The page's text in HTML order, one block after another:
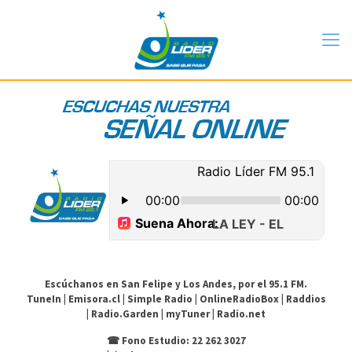
Escúchanos en San Felipe y Los Andes, por el 95.1 FM.
TuneIn
Emisora.cl| Simple Radio OnlineRadioBox| Raddios
Radio.Garden myTuner| Radio.net
☎ Fono Estudio: 22 262 3027